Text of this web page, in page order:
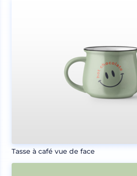
Tasse à café vue de face